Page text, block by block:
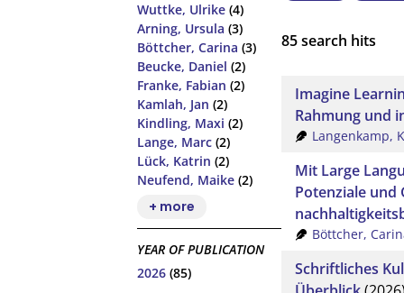
Wuttke, Ulrike (4)
Arning, Ursula (3)
Böttcher, Carina (3)
Beucke, Daniel (2)
Franke, Fabian (2)
Kamlah, Jan (2)
Kindling, Maxi (2)
Lange, Marc (2)
Lück, Katrin (2)
Neufend, Maike (2)
+ more
YEAR OF PUBLICATION
2026 (85)
85search hits
Imagine
Rahmung und
Langenkamp,
Mit Large
Potenziale und
Böttcher,
Schriftliches